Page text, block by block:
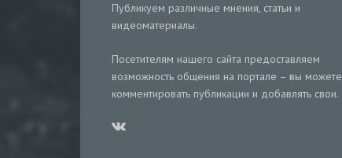
Публикуем различные мнения, статьи и
видеоматериалы.
Посетителям нашего сайта предоставляем
возможность общения на портале – вы можете
комментировать публикации и добавлять свои.